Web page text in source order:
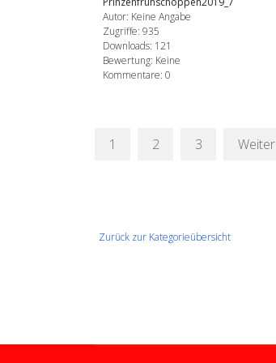
Autor: Keine Angabe
Zugriffe: 935
Downloads: 121
Bewertung: Keine
Kommentare: 0
1 2 3 Weiter
Zurück zur Kategorieübersicht